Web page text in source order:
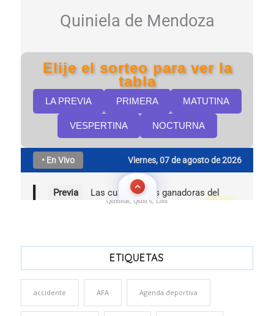
Quinielas, Quini 6, Loto
ETIQUETAS
accidente AFA Agenda deportiva